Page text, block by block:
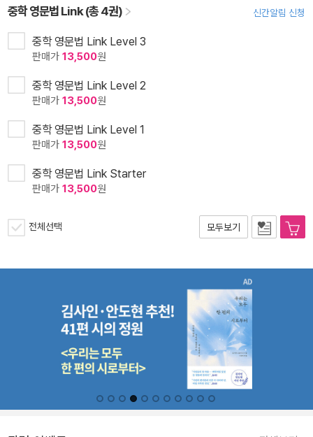
중학 영문법 Link (총 4권) 신간알림 신청
중학 영문법 Link Level 3
판매가 13,500원
중학 영문법 Link Level 2
판매가 13,500원
중학 영문법 Link Level 1
판매가 13,500원
중학 영문법 Link Starter
판매가 13,500원
전체선택 모두보기